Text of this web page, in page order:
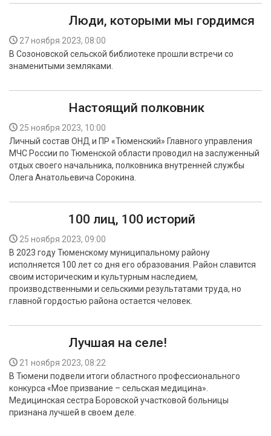
Люди, которыми мы гордимся
27 ноября 2023, 08:00
В Созоновской сельской библиотеке прошли встречи со
знаменитыми земляками.
Настоящий полковник
25 ноября 2023, 10:00
Личный состав ОНД и ПР «Тюменский» Главного управления
МЧС России по Тюменской области проводил на заслуженный
отдых своего начальника, полковника внутренней службы
Олега Анатольевича Сорокина.
100 лиц, 100 историй
25 ноября 2023, 09:00
В 2023 году Тюменскому муниципальному району
исполняется 100 лет со дня его образования. Район славится
своим историческим и культурным наследием,
производственными и сельскими результатами труда, но
главной гордостью района остается человек.
Лучшая на селе!
21 ноября 2023, 08:22
В Тюмени подвели итоги областного профессионального
конкурса «Мое призвание – сельская медицина».
Медицинская сестра Боровской участковой больницы
признана лучшей в своем деле.